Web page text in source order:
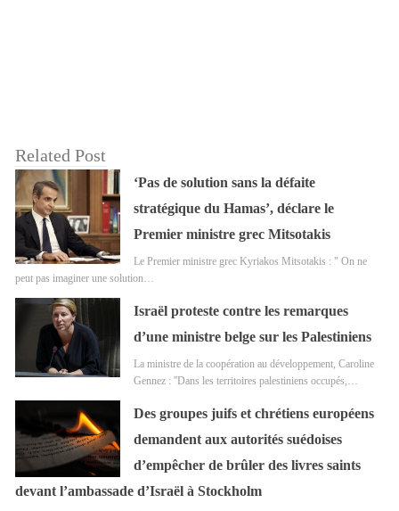
Related Post
‘Pas de solution sans la défaite
stratégique du Hamas’, déclare le
Premier ministre grec Mitsotakis
Le Premier ministre grec Kyriakos Mitsotakis : " On ne
peut pas imaginer une solution…
Israël proteste contre les remarques
d’une ministre belge sur les Palestiniens
La ministre de la coopération au développement, Caroline
Gennez : ''Dans les territoires palestiniens occupés,…
Des groupes juifs et chrétiens européens
demandent aux autorités suédoises
d’empêcher de brûler des livres saints
devant l’ambassade d’Israël à Stockholm